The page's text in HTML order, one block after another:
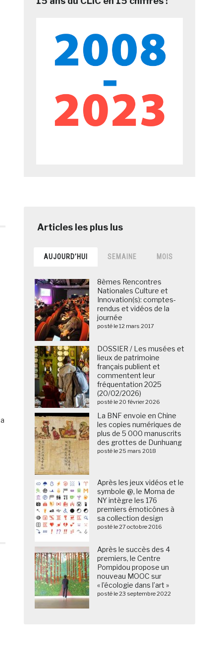
AUJOURD’HUI SEMAINE MOIS
8èmes Rencontres
Nationales Culture et
Innovation(s): comptes-
rendus et vidéos de la
journée
posté le 12 mars 2017
DOSSIER / Les musées et
lieux de patrimoine
français publient et
commentent leur
fréquentation 2025
(20/02/2026)
posté le 20 février 2026
La BNF envoie en Chine
les copies numériques de
plus de 5 000 manuscrits
des grottes de Dunhuang
posté le 25 mars 2018
Après les jeux vidéos et le
symbole @, le Moma de
NY intègre les 176
premiers émoticônes à
sa collection design
posté le 27 octobre 2016
Après le succès des 4
premiers, le Centre
Pompidou propose un
nouveau MOOC sur
« l’écologie dans l’art »
posté le 23 septembre 2022